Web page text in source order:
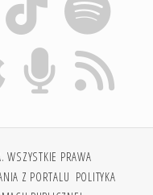
PRAWA
Z PORTALU POLITYKA